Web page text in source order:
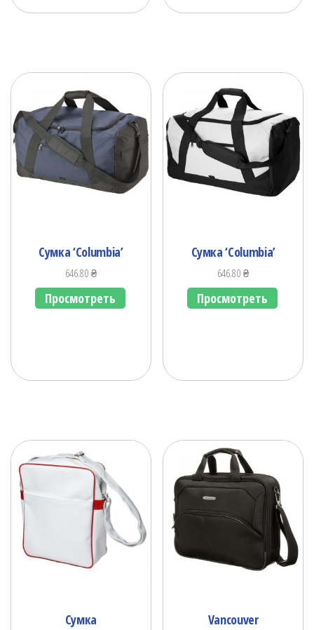
Сумка ‘Columbia’
646.80₴
Просмотреть
Сумка ‘Columbia’
646.80₴
Просмотреть
Сумка Vancouver